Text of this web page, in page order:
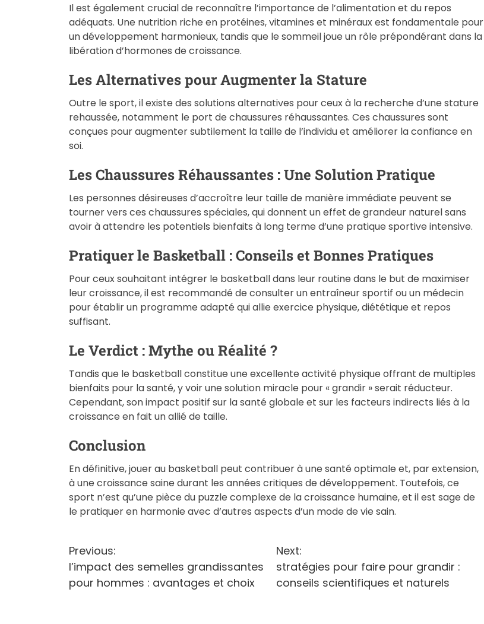
Il est également crucial de reconnaître l’importance de l’alimentation et du repos
adéquats. Une nutrition riche en protéines, vitamines et minéraux est fondamentale pour
un développement harmonieux, tandis que le sommeil joue un rôle prépondérant dans la
libération d’hormones de croissance.
Les Alternatives pour Augmenter la Stature
Outre le sport, il existe des solutions alternatives pour ceux à la recherche d’une stature
rehaussée, notamment le port de chaussures réhaussantes. Ces chaussures sont
conçues pour augmenter subtilement la taille de l’individu et améliorer la confiance en
soi.
Les Chaussures Réhaussantes : Une Solution Pratique
Les personnes désireuses d’accroître leur taille de manière immédiate peuvent se
tourner vers ces chaussures spéciales, qui donnent un effet de grandeur naturel sans
avoir à attendre les potentiels bienfaits à long terme d’une pratique sportive intensive.
Pratiquer le Basketball : Conseils et Bonnes Pratiques
Pour ceux souhaitant intégrer le basketball dans leur routine dans le but de maximiser
leur croissance, il est recommandé de consulter un entraîneur sportif ou un médecin
pour établir un programme adapté qui allie exercice physique, diététique et repos
suffisant.
Le Verdict : Mythe ou Réalité ?
Tandis que le basketball constitue une excellente activité physique offrant de multiples
bienfaits pour la santé, y voir une solution miracle pour « grandir » serait réducteur.
Cependant, son impact positif sur la santé globale et sur les facteurs indirects liés à la
croissance en fait un allié de taille.
Conclusion
En définitive, jouer au basketball peut contribuer à une santé optimale et, par extension,
à une croissance saine durant les années critiques de développement. Toutefois, ce
sport n’est qu’une pièce du puzzle complexe de la croissance humaine, et il est sage de
le pratiquer en harmonie avec d’autres aspects d’un mode de vie sain.
N
a
v
Previous:
l’impact des semelles grandissantes
pour hommes : avantages et choix
Next:
stratégies pour faire pour grandir :
conseils scientifiques et naturels